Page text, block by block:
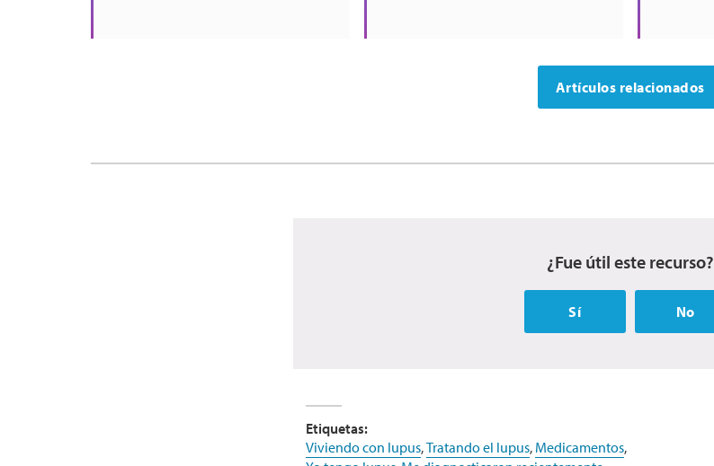
Artículos relacionados
¿Fue útil este recurso?
Sí No
Etiquetas:
Viviendo con lupus,Tratando el lupus, Medicamentos,